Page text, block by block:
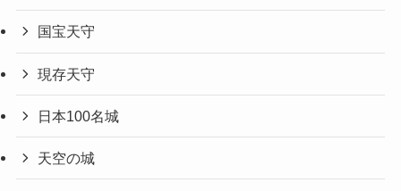
国宝天守
現存天守
日本100名城
天空の城